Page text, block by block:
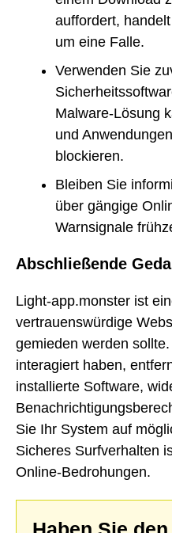
auffordert,
um eine Falle.
Verwenden Sie
Malware-Lösung
und
blockieren.
Bleiben Sie
über gängige
Warnsignale
Abschließende
Light-app.monster ist
vertrauenswürdige
gemieden werden
interagiert haben,
installierte Software,
Sie Ihr System auf
Sicheres Surfverhalten
Online-Bedrohungen.